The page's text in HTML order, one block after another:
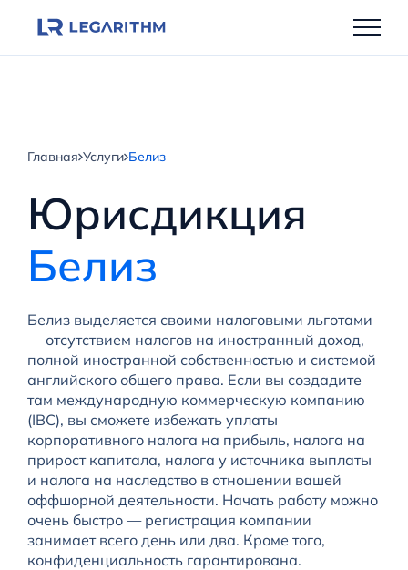
Главная Услуги Белиз
Юрисдикция
Белиз
Белиз выделяется своими налоговыми льготами
— отсутствием налогов на иностранный доход,
полной иностранной собственностью и системой
английского общего права. Если вы создадите
там международную коммерческую компанию
(IBC), вы сможете избежать уплаты
корпоративного налога на прибыль, налога на
прирост капитала, налога у источника выплаты
и налога на наследство в отношении вашей
оффшорной деятельности. Начать работу можно
очень быстро — регистрация компании
занимает всего день или два. Кроме того,
конфиденциальность гарантирована.